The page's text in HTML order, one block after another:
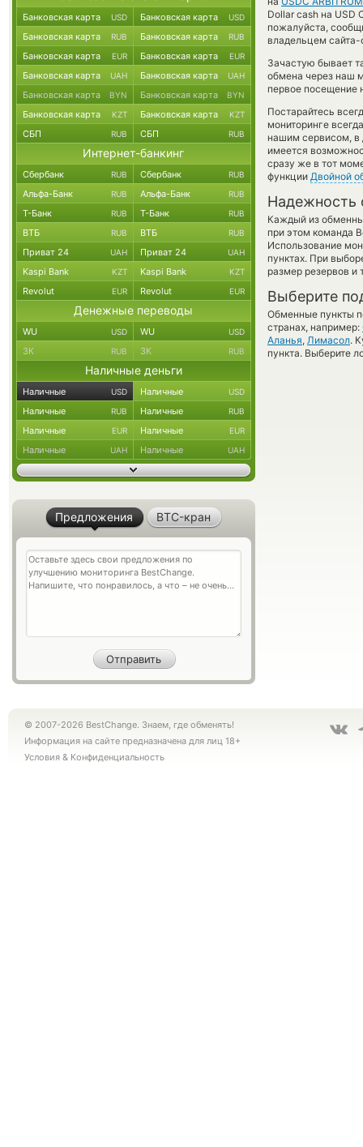
Dollar cash на USD
пожалуйста,
владельцем
Зачастую бывает
обмена через наш
первое посещение
Постарайтесь
мониторинге
нашим сервисом, в
имеется
сразу же в тот
функции Двойной
Надежность
Каждый из
при этом команда
Использование
пунктах. При
размер резервов и
Выберите
Обменные пункты
странах, например:
Аланья, Лимасол.
пункта. Выберите
Банковская карта USD Банковская карта USD
Банковская карта RUB Банковская карта RUB
Банковская карта EUR Банковская карта EUR
Банковская карта UAH Банковская карта UAH
Банковская карта BYN Банковская карта BYN
Банковская карта KZT Банковская карта KZT
СБП RUB СБП RUB
Интернет-банкинг
Сбербанк RUB Сбербанк RUB
Альфа-Банк RUB Альфа-Банк RUB
Т-Банк RUB Т-Банк RUB
ВТБ RUB ВТБ RUB
Приват 24 UAH Приват 24 UAH
Kaspi Bank KZT Kaspi Bank KZT
Revolut EUR Revolut EUR
Денежные переводы
WU USD WU USD
ЗК RUB ЗК RUB
Наличные деньги
Наличные USD Наличные USD
Наличные RUB Наличные RUB
Наличные EUR Наличные EUR
Наличные UAH Наличные UAH
Предложения BTC-кран
© 2007-2026 BestChange. Знаем, где обменять!
Информация на сайте предназначена для лиц 18+
Условия & Конфиденциальность